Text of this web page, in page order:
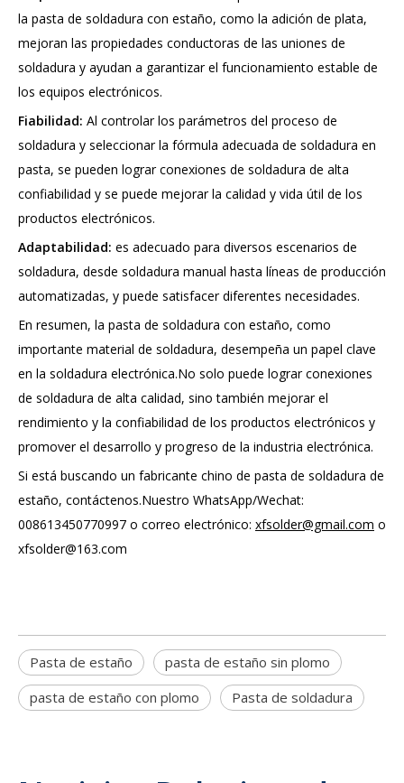
la pasta de soldadura con estaño, como la adición de plata,
mejoran las propiedades conductoras de las uniones de
soldadura y ayudan a garantizar el funcionamiento estable de
los equipos electrónicos.
Fiabilidad: Al controlar los parámetros del proceso de
soldadura y seleccionar la fórmula adecuada de soldadura en
pasta, se pueden lograr conexiones de soldadura de alta
confiabilidad y se puede mejorar la calidad y vida útil de los
productos electrónicos.
Adaptabilidad: es adecuado para diversos escenarios de
soldadura, desde soldadura manual hasta líneas de producción
automatizadas, y puede satisfacer diferentes necesidades.
En resumen, la pasta de soldadura con estaño, como
importante material de soldadura, desempeña un papel clave
en la soldadura electrónica.No solo puede lograr conexiones
de soldadura de alta calidad, sino también mejorar el
rendimiento y la confiabilidad de los productos electrónicos y
promover el desarrollo y progreso de la industria electrónica.
Si está buscando un fabricante chino de pasta de soldadura de
estaño, contáctenos.Nuestro WhatsApp/Wechat:
008613450770997 o correo electrónico: xfsolder@gmail.com o
xfsolder@163.com
Pasta de estaño
pasta de estaño sin plomo
pasta de estaño con plomo
Pasta de soldadura